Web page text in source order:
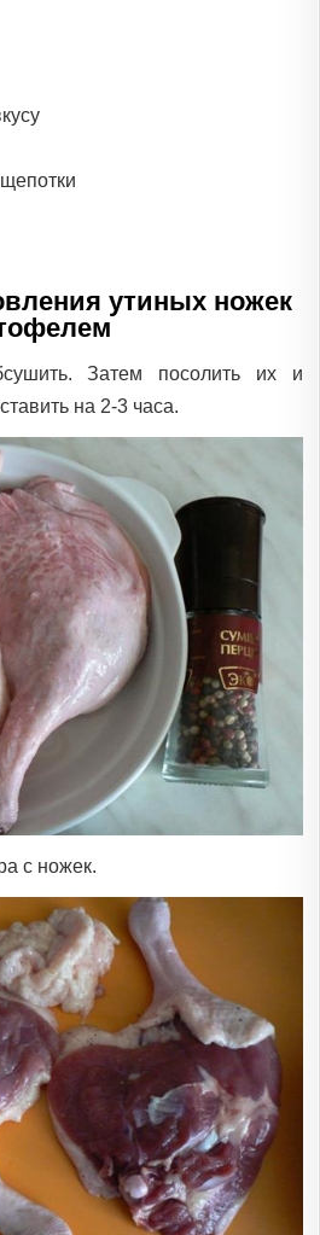
утиных ножек
Затем посолить их и
на 2-3 часа.
с ножек.